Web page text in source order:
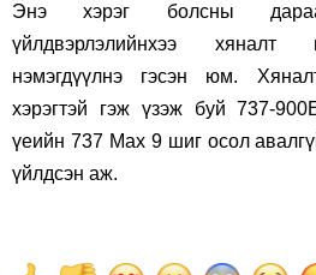
Энэ хэрэг болсны
үйлдвэрлэлийнхээ хяналт
нэмэгдүүлнэ гэсэн юм.
хэрэгтэй гэж үзэж буй 737-
үеийн 737 Max 9 шиг осол
үйлдсэн аж.